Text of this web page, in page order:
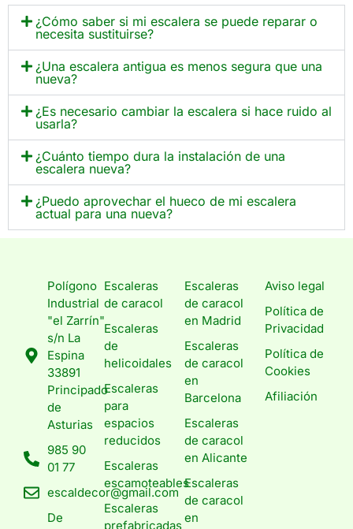
¿Cómo saber si mi escalera se puede reparar o
necesita sustituirse?
¿Una escalera antigua es menos segura que una
nueva?
¿Es necesario cambiar la escalera si hace ruido al
usarla?
¿Cuánto tiempo dura la instalación de una
escalera nueva?
¿Puedo aprovechar el hueco de mi escalera
actual para una nueva?
Polígono
Industrial
"el Zarrín"
s/n La
Espina
33891
Principado
de
Asturias
985 90
01 77
escaldecor@gmail.com
De
Escaleras
de caracol
Escaleras
de
helicoidales
Escaleras
para
espacios
reducidos
Escaleras
escamoteables
Escaleras
prefabricadas
Escaleras
de caracol
en Madrid
Escaleras
de caracol
en
Barcelona
Escaleras
de caracol
en Alicante
Escaleras
de caracol
en
Aviso legal
Política de
Privacidad
Política de
Cookies
Afiliación